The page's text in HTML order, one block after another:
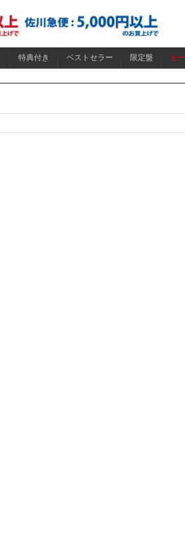
特典付き ベストセラー 限定盤 セ